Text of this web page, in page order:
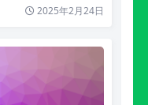
2025年2月24日